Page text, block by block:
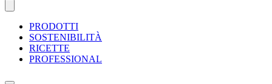
PRODOTTI
SOSTENIBILITÀ
RICETTE
PROFESSIONAL